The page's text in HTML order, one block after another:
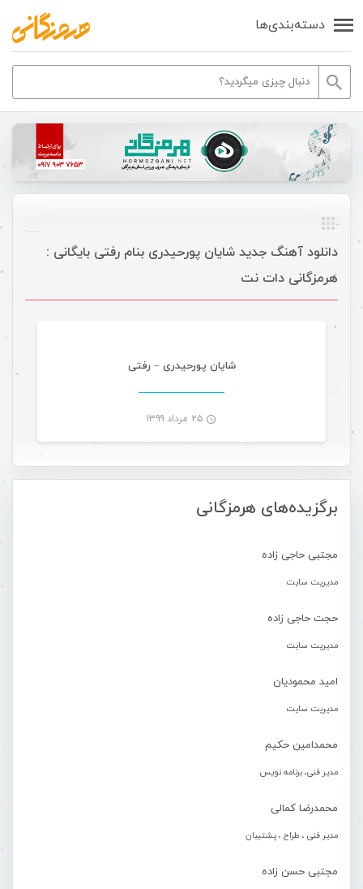
دسته‌بندی‌ها
برگزیده‌های هرمزگانی
مجتبی حاجی زاده
مدیریت سایت
حجت حاجی زاده
مدیریت سایت
امید محمودیان
مدیریت سایت
محمدامین حکیم
مدیر فنی، برنامه نویس
محمدرضا کمالی
مدیر فنی ، طراح ، پشتیبان
مجتبی حسن زاده
دانلود آهنگ جدید شایان پورحیدری بنام رفتی بایگانی :
هرمزگانی دات نت
شایان پورحیدری – رفتی
۲۵ مرداد ۱۳۹۹